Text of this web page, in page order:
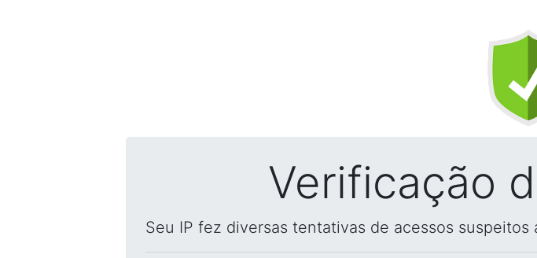
Verificação
Seu IP fez diversas tentativas de acessos